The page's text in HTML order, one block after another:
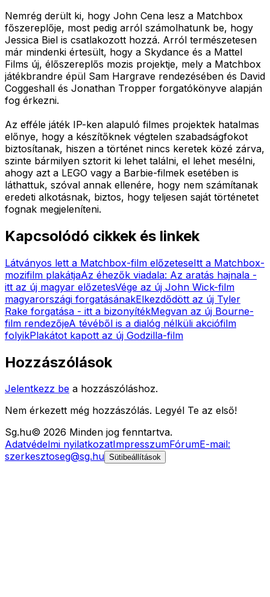
Nemrég derült ki, hogy John Cena lesz a Matchbox
főszereplője, most pedig arról számolhatunk be, hogy
Jessica Biel is csatlakozott hozzá. Arról természetesen
már mindenki értesült, hogy a Skydance és a Mattel
Films új, élőszereplős mozis projektje, mely a Matchbox
játékbrandre épül Sam Hargrave rendezésében és David
Coggeshall és Jonathan Tropper forgatókönyve alapján
fog érkezni.
Az efféle játék IP-ken alapuló filmes projektek hatalmas
előnye, hogy a készítőknek végtelen szabadságfokot
biztosítanak, hiszen a történet nincs keretek közé zárva,
szinte bármilyen sztorit ki lehet találni, el lehet mesélni,
ahogy azt a LEGO vagy a Barbie-filmek esetében is
láthattuk, szóval annak ellenére, hogy nem számítanak
eredeti alkotásnak, biztos, hogy teljesen saját történetet
fognak megjeleníteni.
Kapcsolódó cikkek és linkek
Látványos lett a Matchbox-film előzeteseItt a Matchbox-
mozifilm plakátjaAz éhezők viadala: Az aratás hajnala -
itt az új magyar előzetesVége az új John Wick-film
magyarországi forgatásánakElkezdődött az új Tyler
Rake forgatása - itt a bizonyítékMegvan az új Bourne-
film rendezőjeA tévéből is a dialóg nélküli akciófilm
folyikPlakátot kapott az új Godzilla-film
Hozzászólások
Jelentkezz be a hozzászóláshoz.
Nem érkezett még hozzászólás. Legyél Te az első!
Sg.hu© 2026 Minden jog fenntartva.
Adatvédelmi nyilatkozatImpresszumFórumE-mail:
szerkesztoseg@sg.hu Sütibeállítások